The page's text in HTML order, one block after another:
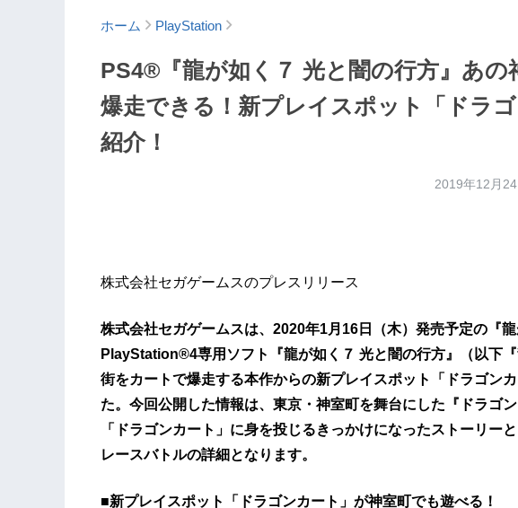
ホーム PlayStation
PS4®『龍が如く７ 光と闇の行方』あの
爆走できる！新プレイスポット「ドラ
紹介！
2019年12月
株式会社セガゲームスのプレスリリース
株式会社セガゲームスは、2020年1月16日（木）発売予定の『
PlayStation®4専用ソフト『龍が如く７ 光と闇の行方』（以下
街をカートで爆走する本作からの新プレイスポット「ドラゴン
た。今回公開した情報は、東京・神室町を舞台にした『ドラゴ
「ドラゴンカート」に身を投じるきっかけになったストーリー
レースバトルの詳細となります。
■新プレイスポット「ドラゴンカート」が神室町でも遊べる！